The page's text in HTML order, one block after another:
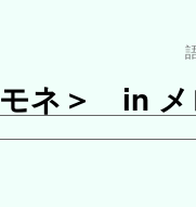
モネ＞ in